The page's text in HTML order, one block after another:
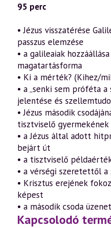
95 perc
• Jézus visszatérése
passzus elemzése
• a galileaiak
magatartásforma
• Ki a mérték? (Kihez/
• a „senki sem próféta a
jelentése és
• Jézus második
tisztviselő gyermekének
• a Jézus által adott
bejárt út
• a tisztviselő
• a vérségi szeretettől
• Krisztus erejének
képest
• a második csoda
Kapcsolodó